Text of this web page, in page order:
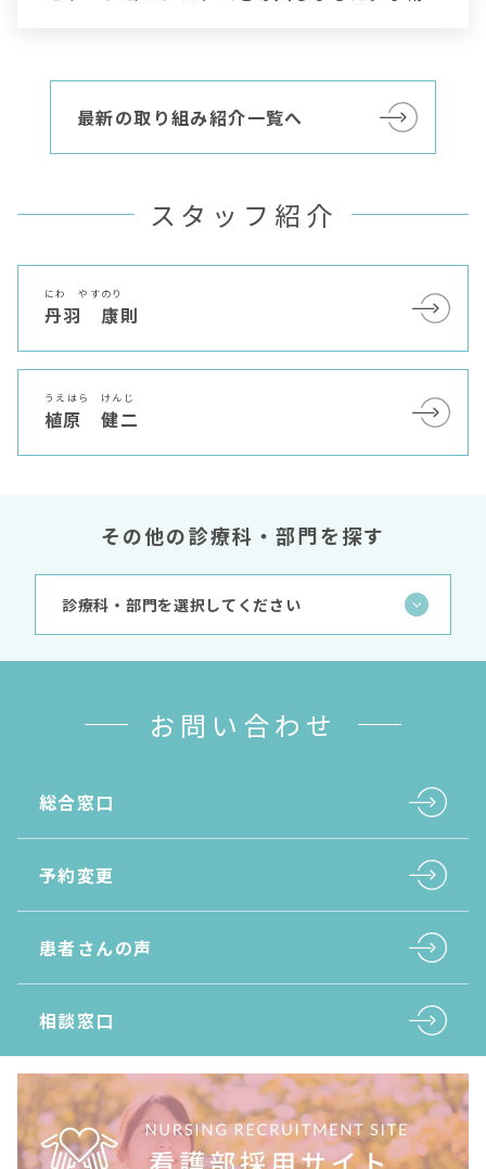
とです。主に、脳神経外科、整形外科、耳鼻
咽喉・頭頸部外科で使用されています。 以下
のような手術に対応 …
最新の取り組み紹介一覧へ
スタッフ紹介
にわ やすのり
丹羽 康則
うえはら けんじ
植原 健二
その他の診療科・部門を探す
お問い合わせ
総合窓口
予約変更
患者さんの声
相談窓口